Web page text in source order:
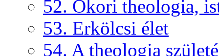
52. Ókori theologia,
53. Erkölcsi élet
54. A theologia